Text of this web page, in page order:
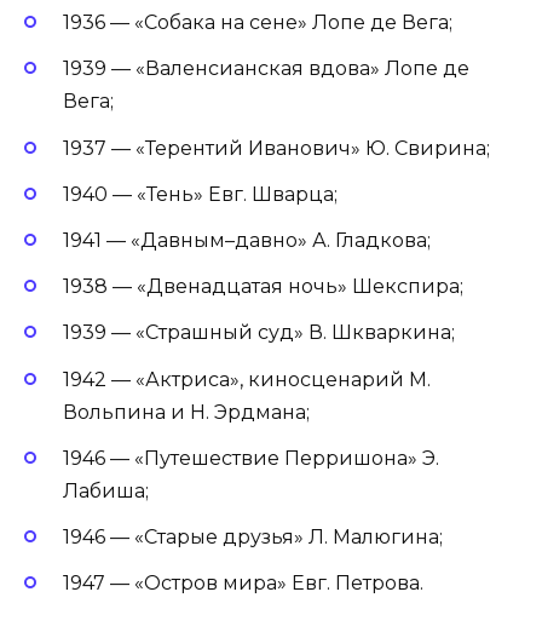
1936 — «Собака на сене» Лопе де Вега;
1939 — «Валенсианская вдова» Лопе де
Вега;
1937 — «Терентий Иванович» Ю. Свирина;
1940 — «Тень» Евг. Шварца;
1941 — «Давным–давно» А. Гладкова;
1938 — «Двенадцатая ночь» Шекспира;
1939 — «Страшный суд» В. Шкваркина;
1942 — «Актриса», киносценарий М.
Вольпина и Н. Эрдмана;
1946 — «Путешествие Перришона» Э.
Лабиша;
1946 — «Старые друзья» Л. Малюгина;
1947 — «Остров мира» Евг. Петрова.